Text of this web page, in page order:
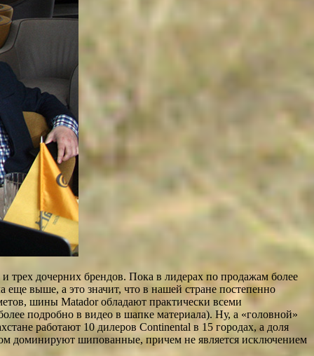
трех дочерних брендов. Пока в лидерах по продажам более
выше, а это значит, что в нашей стране постепенно
шины Matador обладают практически всеми
подробно в видео в шапке материала). Ну, а «головной»
работают 10 дилеров Continental в 15 городах, а доля
доминируют шипованные, причем не является исключением